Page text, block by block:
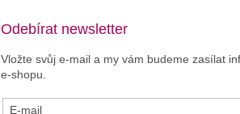
Odebírat newsletter
Vložte svůj e-mail a my vám budeme zasílat
e-shopu.
E-mail